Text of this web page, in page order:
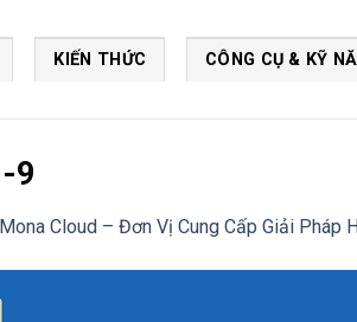
KIẾN THỨC CÔNG CỤ & KỸ
9
Cloud – Đơn Vị Cung Cấp Giải Pháp